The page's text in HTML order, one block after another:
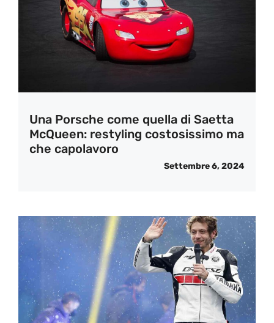
Una Porsche come quella di Saetta
McQueen: restyling costosissimo ma
che capolavoro
Settembre 6, 2024